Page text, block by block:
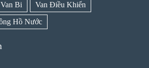
Van Bi Van Điều Khiển
Hồ Nước